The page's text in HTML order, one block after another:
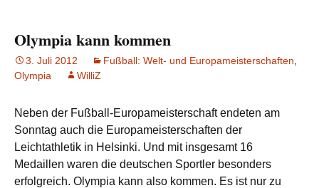
Olympia kann kommen
3. Juli 2012 Fußball: Welt- und Europameisterschaften
Olympia
WilliZ
Neben der Fußball-Europameisterschaft endeten am
Sonntag auch die Europameisterschaften der
Leichtathletik in Helsinki. Und mit insgesamt 16
Medaillen waren die deutschen Sportler besonders
erfolgreich. Olympia kann also kommen. Es ist nur zu